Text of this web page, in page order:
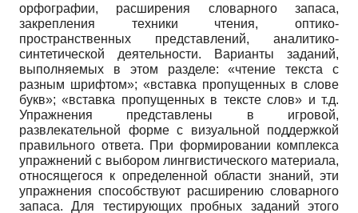
орфографии, расширения словарного запаса,
закрепления техники чтения, оптико-
пространственных представлений, аналитико-
синтетической деятельности. Варианты заданий,
выполняемых в этом разделе: «чтение текста с
разным шрифтом»; «вставка пропущенных в слове
букв»; «вставка пропущенных в тексте слов» и т.д.
Упражнения представлены в игровой,
развлекательной форме с визуальной поддержкой
правильного ответа. При формировании комплекса
упражнений с выбором лингвистического материала,
относящегося к определенной области знаний, эти
упражнения способствуют расширению словарного
запаса. Для тестирующих пробных заданий этого